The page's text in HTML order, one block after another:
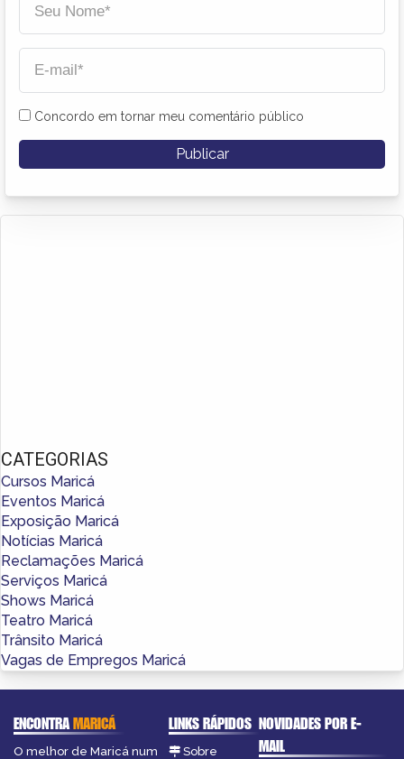
Concordo em tornar meu comentário público
CATEGORIAS
Cursos Maricá
Eventos Maricá
Exposição Maricá
Notícias Maricá
Reclamações Maricá
Serviços Maricá
Shows Maricá
Teatro Maricá
Trânsito Maricá
Vagas de Empregos Maricá
ENCONTRAMARICÁ
O melhor de Maricá num
LINKS RÁPIDOS
Sobre
NOVIDADES POR E-
MAIL